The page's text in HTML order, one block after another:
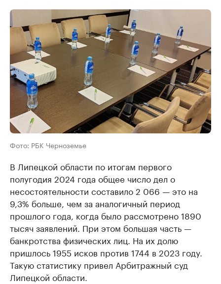
Фото: РБК Черноземье
В Липецкой области по итогам первого
полугодия 2024 года общее число дел о
несостоятельности составило 2 066 — это на
9,3% больше, чем за аналогичный период
прошлого года, когда было рассмотрено 1890
тысяч заявлений. При этом большая часть —
банкротства физических лиц. На их долю
пришлось 1955 исков против 1744 в 2023 году.
Такую статистику привел Арбитражный суд
Липецкой области.